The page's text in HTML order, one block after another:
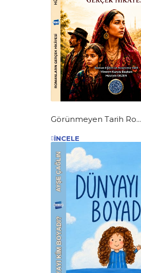
Görünmeyen Tarih Ro...
İNCELE